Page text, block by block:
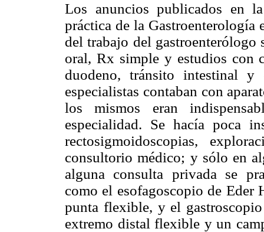
Los anuncios publicados en
práctica de la Gastroenterología
del trabajo del gastroenterólogo
oral, Rx simple y estudios con
duodeno, tránsito intestinal
especialistas contaban con
los mismos eran
especialidad. Se hacía poca
rectosigmoidoscopias,
consultorio médico; y sólo en
alguna consulta privada se
como el esofagoscopio de
punta flexible, y el
extremo distal flexible y un